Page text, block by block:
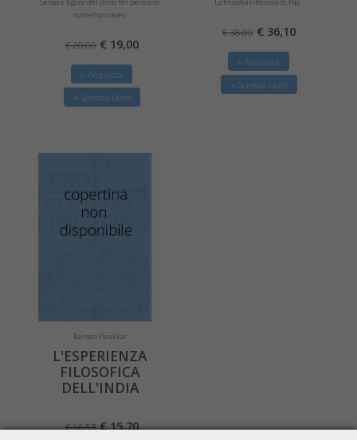
contemporaneo
€ 20,00 € 19,00
» Acquista
» Scheda libro
€ 38,00 € 36,10
» Acquista
» Scheda libro
Raimon Panikkar
L'ESPERIENZA
FILOSOFICA
DELL'INDIA
€ 16,53 € 15,70